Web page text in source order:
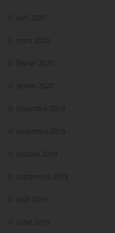
avril 2020
mars 2020
février 2020
janvier 2020
décembre 2019
novembre 2019
octobre 2019
septembre 2019
août 2019
juillet 2019